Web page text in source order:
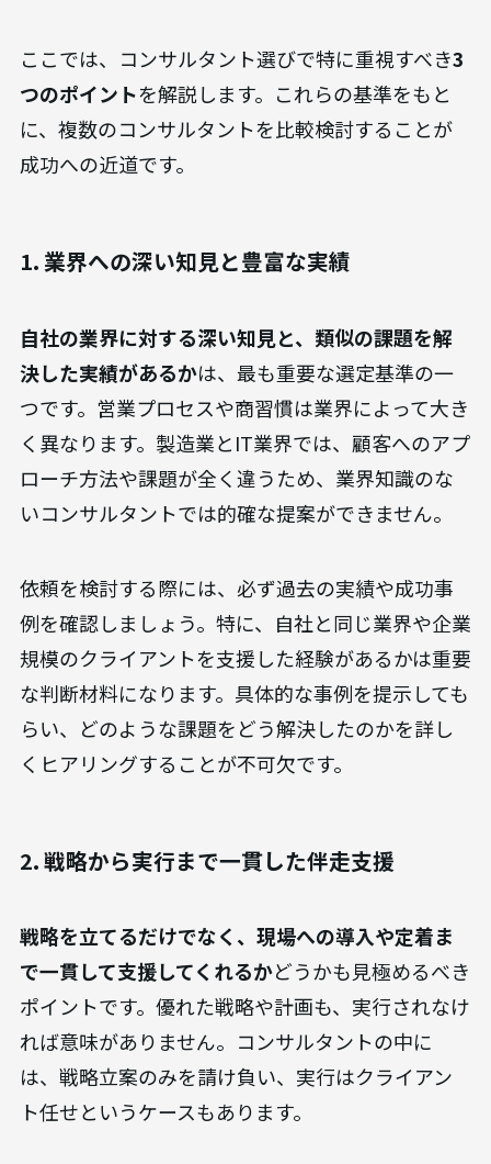
ここでは、コンサルタント選びで特に重視すべき3
つのポイントを解説します。これらの基準をもと
に、複数のコンサルタントを比較検討することが
成功への近道です。
1. 業界への深い知見と豊富な実績
自社の業界に対する深い知見と、類似の課題を解
決した実績があるかは、最も重要な選定基準の一
つです。営業プロセスや商習慣は業界によって大き
く異なります。製造業とIT業界では、顧客へのアプ
ローチ方法や課題が全く違うため、業界知識のな
いコンサルタントでは的確な提案ができません。
依頼を検討する際には、必ず過去の実績や成功事
例を確認しましょう。特に、自社と同じ業界や企業
規模のクライアントを支援した経験があるかは重要
な判断材料になります。具体的な事例を提示しても
らい、どのような課題をどう解決したのかを詳し
くヒアリングすることが不可欠です。
2. 戦略から実行まで一貫した伴走支援
戦略を立てるだけでなく、現場への導入や定着ま
で一貫して支援してくれるかどうかも見極めるべき
ポイントです。優れた戦略や計画も、実行されなけ
れば意味がありません。コンサルタントの中に
は、戦略立案のみを請け負い、実行はクライアン
ト任せというケースもあります。